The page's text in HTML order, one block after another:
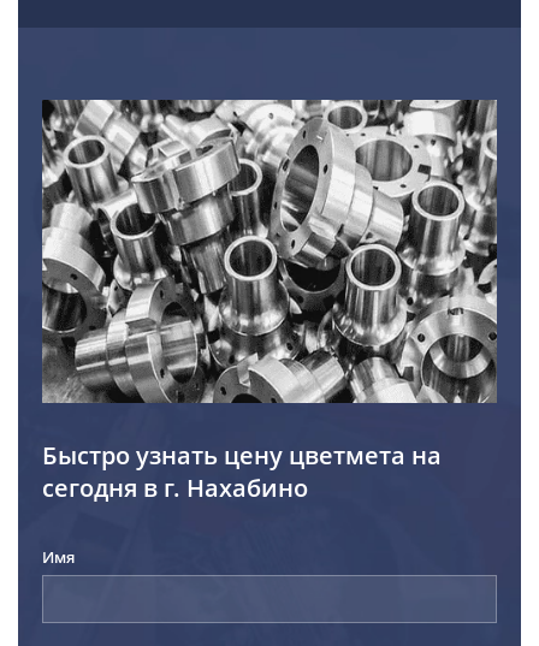
Быстро узнать цену цветмета на
сегодня в г. Нахабино
Имя